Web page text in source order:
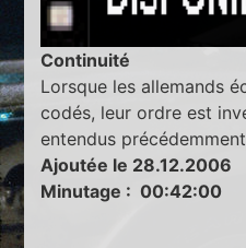
Continuité
Lorsque les allemands
codés, leur ordre est
entendus
Ajoutée le 28.12.2006
Minutage : 00:42:00